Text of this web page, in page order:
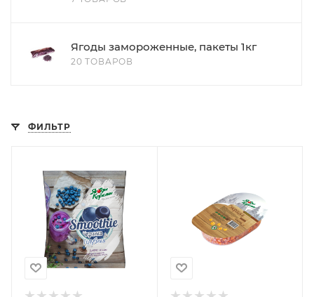
Ягоды замороженные, пакеты 1кг
20 ТОВАРОВ
ФИЛЬТР